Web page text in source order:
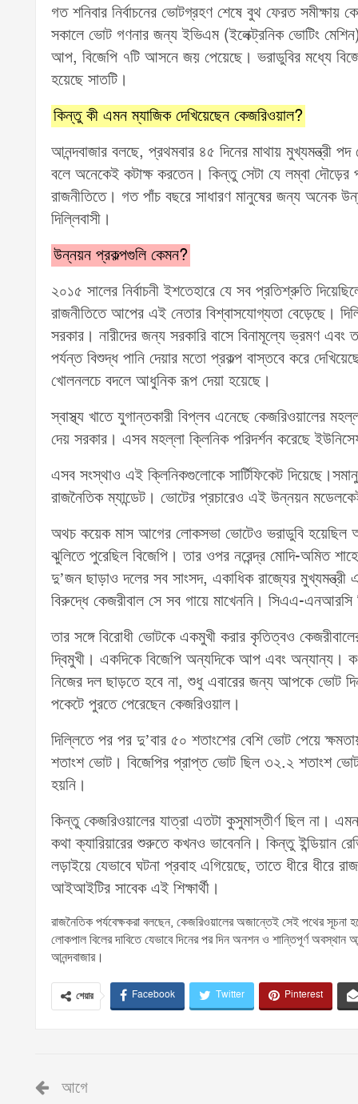
গত শনিবার নির্বাচনের ভোটগ্রহণ শেষে বুথ ফেরত
সকালে ভোট গণনার জন্য ইভিএম (ইলেক্ট্রনিক ভোটিং
আপ, বিজেপি ৭টি আসনে জয় পেয়েছে। ভরাডুবির মধ্যে
হয়েছে সাতটি।
কিন্তু কী এমন ম্যাজিক দেখিয়েছেন কেজরিওয়াল?
আনন্দবাজার বলছে, প্রথমবার ৪৫ দিনের মাথায় মুখ্যমন্ত্রী
বলে অনেকেই কটাক্ষ করতেন। কিন্তু সেটা যে লম্বা
রাজনীতিতে। গত পাঁচ বছরে সাধারণ মানুষের জন্য অনেক
দিল্লিবাসী।
উন্নয়ন প্রকল্পগুলি কেমন?
২০১৫ সালের নির্বাচনী ইশতেহারে যে সব প্রতিশ্রুতি
রাজনীতিতে আপের এই নেতার বিশ্বাসযোগ্যতা বেড়েছে।
সরকার। নারীদের জন্য সরকারি বাসে বিনামূল্যে ভ্রমণ এবং
পর্যন্ত বিশুদ্ধ পানি দেয়ার মতো প্রকল্প বাস্তবে করে
খোলনলচে বদলে আধুনিক রূপ দেয়া হয়েছে।
স্বাস্থ্য খাতে যুগান্তকারী বিপ্লব এনেছে কেজরিওয়ালের
দেয় সরকার। এসব মহল্লা ক্লিনিক পরিদর্শন করেছে
এসব সংস্থাও এই ক্লিনিকগুলোকে সার্টিফিকেট
রাজনৈতিক ম্যান্ডেট। ভোটের প্রচারেও এই উন্নয়ন
অথচ কয়েক মাস আগের লোকসভা ভোটেও ভরাডুবি
ঝুলিতে পুরেছিল বিজেপি। তার ওপর নরেন্দ্র মোদি-অমিত
দু’জন ছাড়াও দলের সব সাংসদ, একাধিক রাজ্যের মুখ্যমন্ত্রী
বিরুদ্ধে কেজরীবাল সে সব গায়ে মাখেননি। সিএএ-
তার সঙ্গে বিরোধী ভোটকে একমুখী করার কৃতিত্বও
দ্বিমুখী। একদিকে বিজেপি অন্যদিকে আপ এবং অন্যান্য।
নিজের দল ছাড়তে হবে না, শুধু এবারের জন্য আপকে ভোট
পকেটে পুরতে পেরেছেন কেজরিওয়াল।
দিল্লিতে পর পর দু’বার ৫০ শতাংশের বেশি ভোট পেয়ে
শতাংশ ভোট। বিজেপির প্রাপ্ত ভোট ছিল ৩২.২ শতাংশ
হয়নি।
কিন্তু কেজরিওয়ালের যাত্রা এতটা কুসুমাস্তীর্ণ ছিল না।
কথা ক্যারিয়ারের শুরুতে কখনও ভাবেননি। কিন্তু ইন্ডিয়ান
লড়াইয়ে যেভাবে ঘটনা প্রবাহ এগিয়েছে, তাতে ধীরে ধীরে
আইআইটির সাবেক এই শিক্ষার্থী।
রাজনৈতিক পর্যবেক্ষকরা বলছেন, কেজরিওয়ালের অজান্তেই সেই পথের সূচনা
লোকপাল বিলের দাবিতে যেভাবে দিনের পর দিন অনশন ও শান্তিপূর্ণ
আনন্দবাজার।
শেয়ার Facebook Twitter Pinterest
আগে